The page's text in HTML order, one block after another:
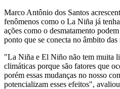
Marco Antônio dos Santos
fenômenos como o La Niña já
ações como o desmatamento
ponto que se conecta no âmbito
"La Niña e El Niño não tem muita
climáticas porque são fatores que
porém essas mudanças no nosso
potencializam esses efeitos",